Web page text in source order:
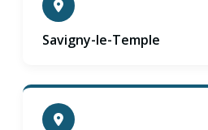
Savigny-le-Temple